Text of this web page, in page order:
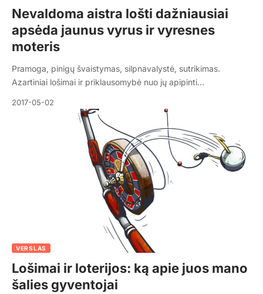
Nevaldoma aistra lošti dažniausiai
apsėda jaunus vyrus ir vyresnes
moteris
Pramoga, pinigų švaistymas, silpnavalystė, sutrikimas.
Azartiniai lošimai ir priklausomybė nuo jų apipinti…
2017-05-02
VERSLAS
Lošimai ir loterijos: ką apie juos mano
šalies gyventojai